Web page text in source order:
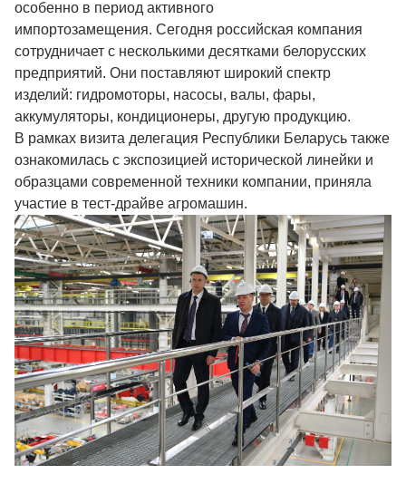
особенно в период активного
импортозамещения. Сегодня российская компания
сотрудничает с несколькими десятками белорусских
предприятий. Они поставляют широкий спектр
изделий: гидромоторы, насосы, валы, фары,
аккумуляторы, кондиционеры, другую продукцию.
В рамках визита делегация Республики Беларусь также
ознакомилась с экспозицией исторической линейки и
образцами современной техники компании, приняла
участие в тест-драйве агромашин.